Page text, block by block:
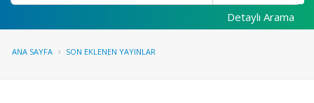
Detaylı Arama
ANA SAYFA SON EKLENEN YAYINLAR